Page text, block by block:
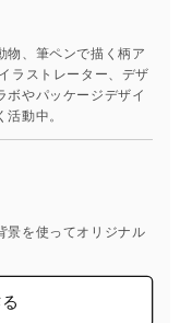
物、筆ペンで描く柄ア
ラストレーター、デザ
ボやパッケージデザイ
動中。
景を使ってオリジナル